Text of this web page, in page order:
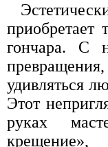
приобретает
гончара. С
удивляться
Этот
руках